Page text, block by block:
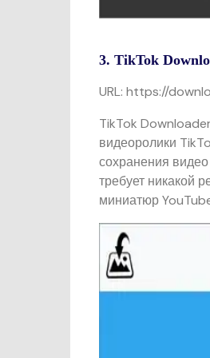
3. TikTok
URL: https://
TikTok
видеоролики
сохранения
требует никакой
миниатюр